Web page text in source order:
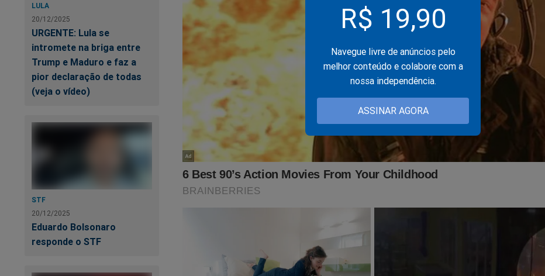
R$ 19,90
Navegue livre de anúncios pelo
melhor conteúdo e colabore com a
nossa independência.
ASSINAR AGORA
LULA
20/12/2025
URGENTE: Lula se
intromete na briga entre
Trump e Maduro e faz a
pior declaração de todas
(veja o vídeo)
STF
20/12/2025
Eduardo Bolsonaro
responde o STF
Enfim, surge um documento que atormenta o “sistema” com fortes